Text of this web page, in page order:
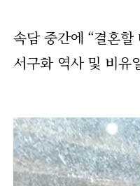
속담 중간에 “결혼
서구화 역사 및 비유